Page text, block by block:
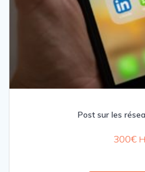
Post sur les
300€